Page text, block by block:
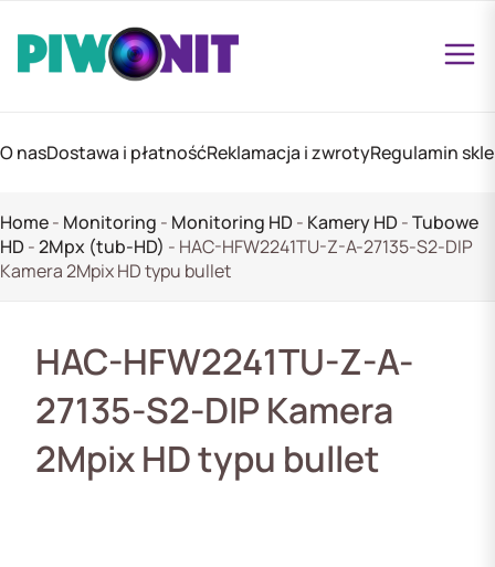
O nasDostawa i płatnośćReklamacja i zwrotyRegulamin
Home- Monitoring - Monitoring HD- Kamery HD-Tubowe
HD-2Mpx (tub-HD) - HAC-HFW2241TU-Z-A-27135-S2-DIP
Kamera 2Mpix HD typu bullet
HAC-HFW2241TU-Z-A-
27135-S2-DIP Kamera
2Mpix HD typu bullet